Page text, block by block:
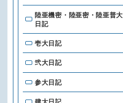
陸亜機密・陸亜密・陸亜普大
日記
壱大日記
弐大日記
参大日記